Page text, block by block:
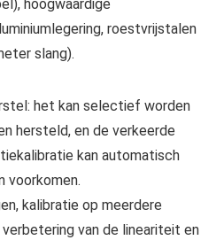
hoogwaardige
roestvrijstalen
slang).
het kan selectief worden
hersteld, en de verkeerde
kan automatisch
voorkomen.
kalibratie op meerdere
van de lineariteit en